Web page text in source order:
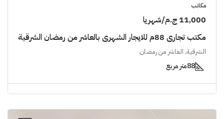
مكاتب
11,000 ج.م/شهريا
مكتب تجاري 88م للايجار الشهرى بالعاشر من رمضان الشرقية
الشرقية, العاشر من رمضان.
88متر مربع